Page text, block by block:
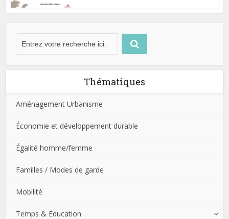
Thématiques
Aménagement Urbanisme
Économie et développement durable
Égalité homme/femme
Familles / Modes de garde
Mobilité
Temps & Education